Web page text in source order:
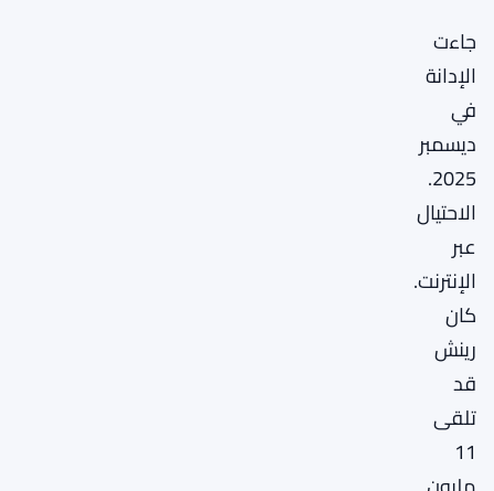
جاءت
الإدانة
في
ديسمبر
2025.
الاحتيال
عبر
الإنترنت.
كان
رينش
قد
تلقى
11